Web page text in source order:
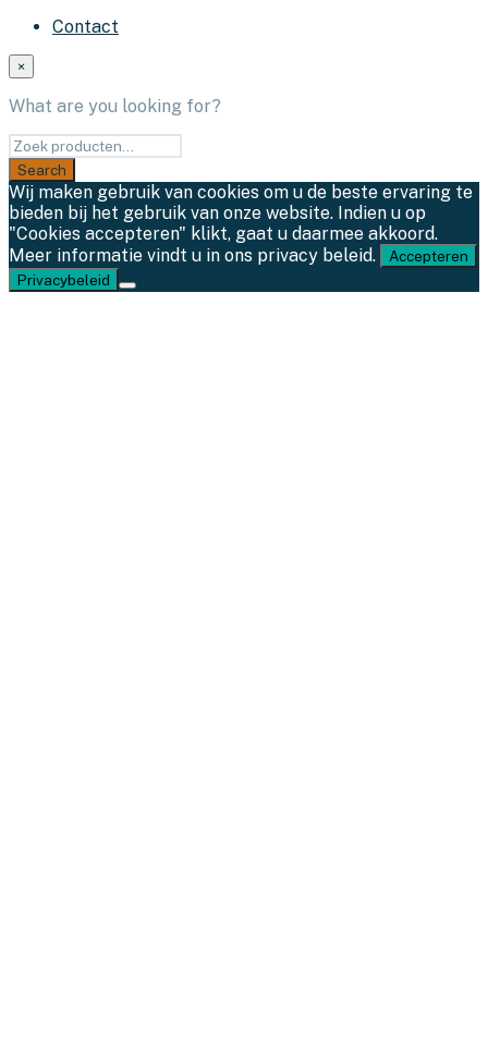
Contact
×
What are you looking for?
Wij maken gebruik van cookies om u de beste ervaring te
bieden bij het gebruik van onze website. Indien u op
"Cookies accepteren" klikt, gaat u daarmee akkoord.
Meer informatie vindt u in ons privacy beleid.
Accepteren
Privacybeleid